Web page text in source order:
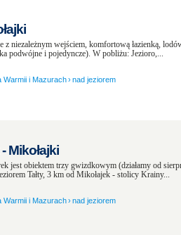
niezależnym wejściem, komfortową łazienką,
podwójne i pojedyncze). W pobliżu: Jezioro,...
Warmii i Mazurach›nad jeziorem
Mikołajki
jest obiektem trzy gwizdkowym (działamy od
Tałty, 3 km od Mikołajek - stolicy Krainy...
Warmii i Mazurach›nad jeziorem